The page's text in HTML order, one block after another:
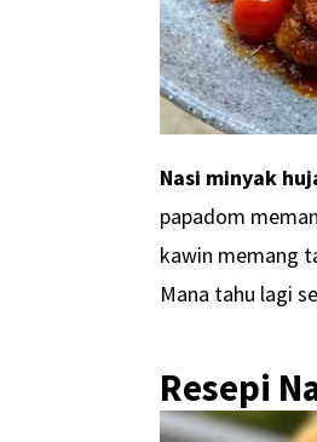
Nasi minyak
papadom
kawin memang
Mana tahu lagi
Resepi